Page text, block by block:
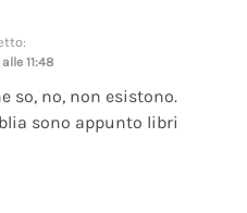
11:48
so, no, non esistono.
sono appunto libri